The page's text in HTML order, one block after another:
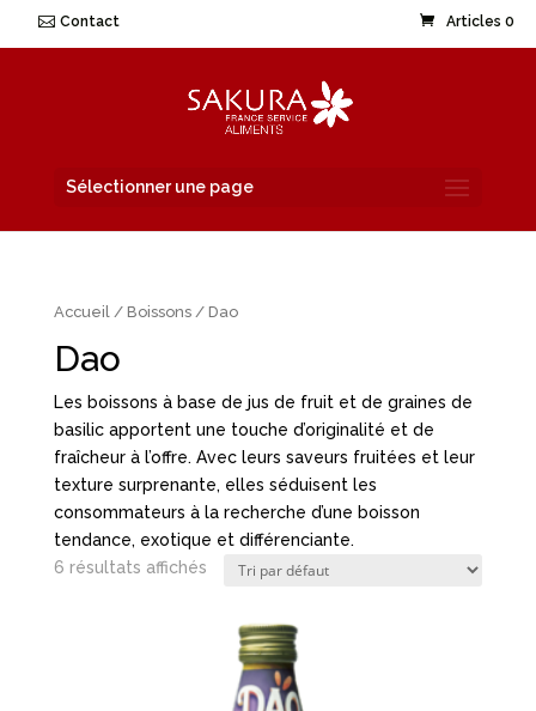
Contact Articles 0
Sélectionner une page
Accueil/ Boissons/ Dao
Dao
Les boissons à base de jus de fruit et de graines de
basilic apportent une touche d’originalité et de
fraîcheur à l’offre. Avec leurs saveurs fruitées et leur
texture surprenante, elles séduisent les
consommateurs à la recherche d’une boisson
tendance, exotique et différenciante.
6 résultats affichés